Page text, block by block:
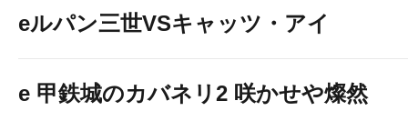
eルパン三世VSキャッツ・アイ
e 甲鉄城のカバネリ2 咲かせや燦然